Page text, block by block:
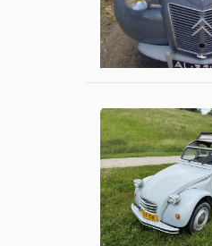
Carola
Vijfhuizen
PandaFun